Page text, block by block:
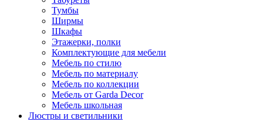
Тумбы
Ширмы
Шкафы
Этажерки, полки
Комплектующие для мебели
Мебель по стилю
Мебель по материалу
Мебель по коллекции
Мебель от Garda Decor
Мебель школьная
Люстры и светильники